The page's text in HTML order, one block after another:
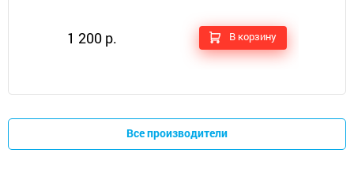
1 200 р. В корзину
Все производители